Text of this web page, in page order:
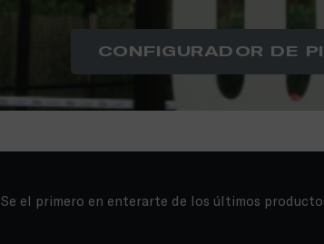
CONFIGURADOR DE
Se el primero en enterarte de los últimos